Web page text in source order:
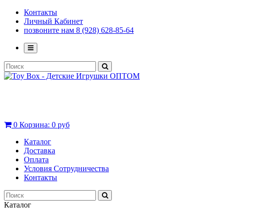
Контакты
Личный Кабинет
позвоните нам 8 (928) 628-85-64
0 Корзина: 0 руб
Каталог
Доставка
Оплата
Условия Сотрудничества
Контакты
Каталог